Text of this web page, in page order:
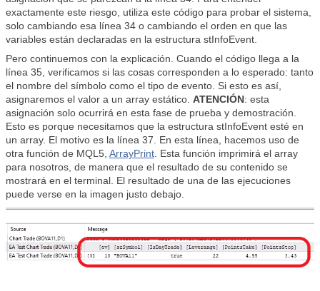
exactamente este riesgo, utiliza este código para probar el sistema,
solo cambiando esa línea 34 o cambiando el orden en que las
variables están declaradas en la estructura stInfoEvent.
Pero continuemos con la explicación. Cuando el código llega a la
línea 35, verificamos si las cosas corresponden a lo esperado: tanto
el nombre del símbolo como el tipo de evento. Si esto es así,
asignaremos el valor a un array estático. ATENCIÓN: esta
asignación solo ocurrirá en esta fase de prueba y demostración.
Esto es porque necesitamos que la estructura stInfoEvent esté en
un array. El motivo es la línea 37. En esta línea, hacemos uso de
otra función de MQL5, ArrayPrint . Esta función imprimirá el array
para nosotros, de manera que el resultado de su contenido se
mostrará en el terminal. El resultado de una de las ejecuciones
puede verse en la imagen justo debajo.